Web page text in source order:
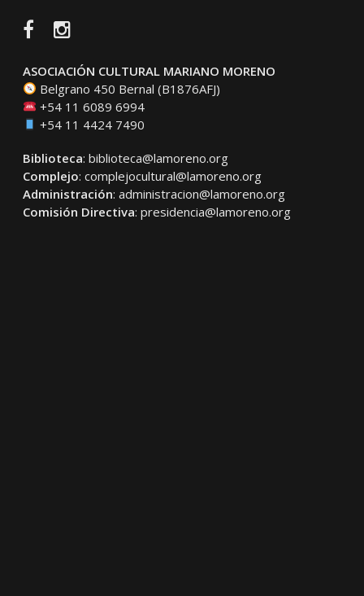
FacebookInstagram
ASOCIACIÓN CULTURAL MARIANO MORENO
Belgrano 450 Bernal (B1876AFJ)
+54 11 6089 6994
+54 11 4424 7490
Biblioteca: biblioteca@lamoreno.org
Complejo: complejocultural@lamoreno.org
Administración: administracion@lamoreno.org
Comisión Directiva: presidencia@lamoreno.org